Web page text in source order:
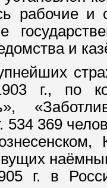
рабочие
и
г., по
534 369
г. в